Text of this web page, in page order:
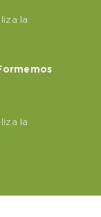
la
la